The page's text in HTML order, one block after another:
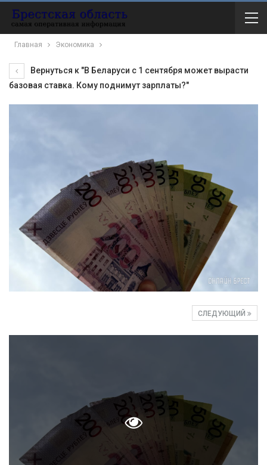
Главная Экономика
Вернуться к "В Беларуси с 1 сентября может вырасти
базовая ставка. Кому поднимут зарплаты?"
СЛЕДУЮЩИЙ